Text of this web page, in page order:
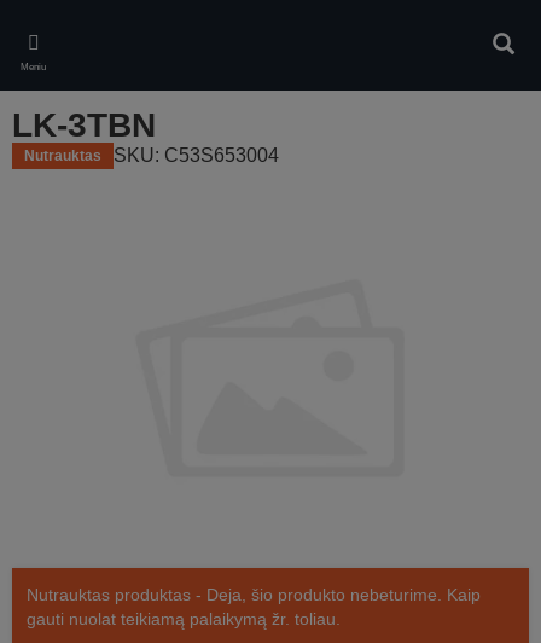
main
content
Meniu
LK-3TBN
Nutrauktas SKU: C53S653004
Nutrauktas produktas - Deja, šio produkto nebeturime. Kaip
gauti nuolat teikiamą palaikymą žr. toliau.